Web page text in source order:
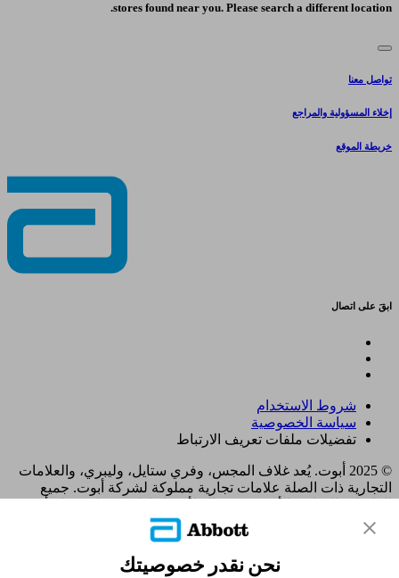
stores found near you. Please search a different location.
تواصل معنا
إخلاء المسؤولية والمراجع
خريطة الموقع
ابقَ على اتصال
شروط الاستخدام
سياسة الخصوصية
تفضيلات ملفات تعريف الارتباط
© 2025 أبوت. يُعد غلاف المجس، وفري ستايل، وليبري، والعلامات
التجارية ذات الصلة علامات تجارية مملوكة لشركة أبوت. جميع
علامة تجارية، أو اسم تجاري، أو تصميم تجاري مملوك لشركة أبوت
على هذا الموقع دون الحصول على تصريح كتابي مسبق من شركة
أبوت لابوراتوريز، باستثناء تحديد المنتج أو الخدمات التابعة للشركة.
تم تصميم هذا الموقع والمعلومات الواردة فيه للاستخدام من قبل
نحن نقدر خصوصيتك